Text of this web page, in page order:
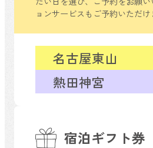
宿泊ギフト券
ョンサービスもご予約いただけ
熱田神宮
名古屋東山